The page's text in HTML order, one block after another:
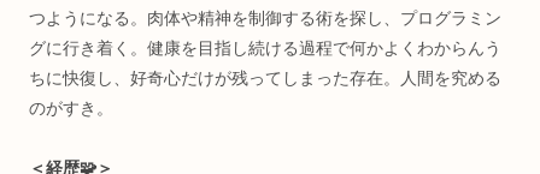
“生体情報特化型” R&D(研究開発)
インタラクティブエンジニア
早稲田大学 理工学術院総合研究所